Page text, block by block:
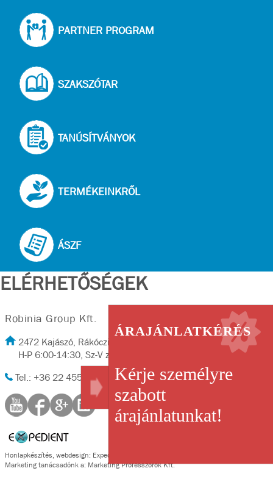
ÁRAJÁNLATKÉRÉS
Kérje személyre
szabott
árajánlatunkat!
PARTNER PROGRAM
SZAKSZÓTAR
TANÚSÍTVÁNYOK
TERMÉKEINKRŐL
ÁSZF
ELÉRHETŐSÉGEK
Robinia Group Kft.
2472 Kajászó, Rákóczi út 2/A
H-P 6:00-14:30, Sz-V zárva
Tel.: +36 22 455-702, Fax: +36 22 455-702
Honlapkészítés,webdesign: Expedient
Marketing tanácsadónk a: Marketing Professzorok Kft.